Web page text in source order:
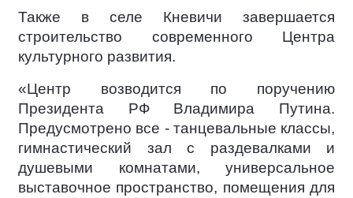
Также в селе Кневичи завершается
строительство современного Центра
культурного развития.
«Центр возводится по поручению
Президента РФ Владимира Путина.
Предусмотрено все - танцевальные классы,
гимнастический зал с раздевалками и
душевыми комнатами, универсальное
выставочное пространство, помещения для